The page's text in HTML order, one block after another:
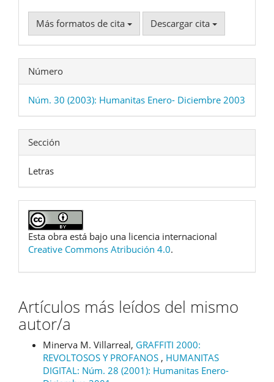
Más formatos de cita Descargar cita
Número
Núm. 30 (2003): Humanitas Enero- Diciembre 2003
Sección
Letras
Esta obra está bajo una licencia internacional
Creative Commons Atribución 4.0.
Artículos más leídos del mismo
autor/a
Minerva M. Villarreal, GRAFFITI 2000:
REVOLTOSOS Y PROFANOS , HUMANITAS
DIGITAL: Núm. 28 (2001): Humanitas Enero-